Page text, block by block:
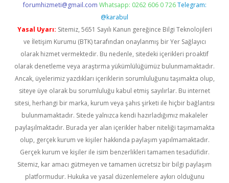
forumhizmeti@gmail.com Whatsapp: 0262 606 0 726 Telegram:
@karabul
Yasal Uyarı: Sitemiz, 5651 Sayılı Kanun gereğince Bilgi Teknolojileri
ve İletişim Kurumu (BTK) tarafından onaylanmış bir Yer Sağlayıcı
olarak hizmet vermektedir. Bu nedenle, sitedeki içerikleri proaktif
olarak denetleme veya araştırma yükümlülüğümüz bulunmamaktadır.
Ancak, üyelerimiz yazdıkları içeriklerin sorumluluğunu taşımakta olup,
siteye üye olarak bu sorumluluğu kabul etmiş sayılırlar. Bu internet
sitesi, herhangi bir marka, kurum veya şahıs şirketi ile hiçbir bağlantısı
bulunmamaktadır. Sitede yalnızca kendi hazırladığımız makaleler
paylaşılmaktadır. Burada yer alan içerikler haber niteliği taşımamakta
olup, gerçek kurum ve kişiler hakkında paylaşım yapılmamaktadır.
Gerçek kurum ve kişiler ile isim benzerlikleri tamamen tesadüfidir.
Sitemiz, kar amacı gütmeyen ve tamamen ücretsiz bir bilgi paylaşım
platformudur. Hukuka ve yasal düzenlemelere aykırı olduğunu